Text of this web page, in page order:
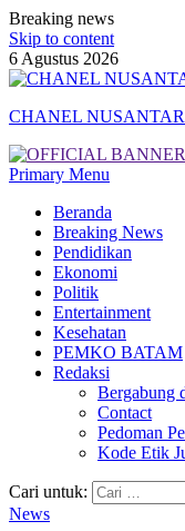
Breaking news
Skip to content
6 Agustus 2026
CHANEL
Primary Menu
Beranda
Breaking News
Pendidikan
Ekonomi
Politik
Entertainment
Kesehatan
PEMKO BATAM
Redaksi
Bergabung
Contact
Pedoman
Kode Etik
Cari untuk:
News